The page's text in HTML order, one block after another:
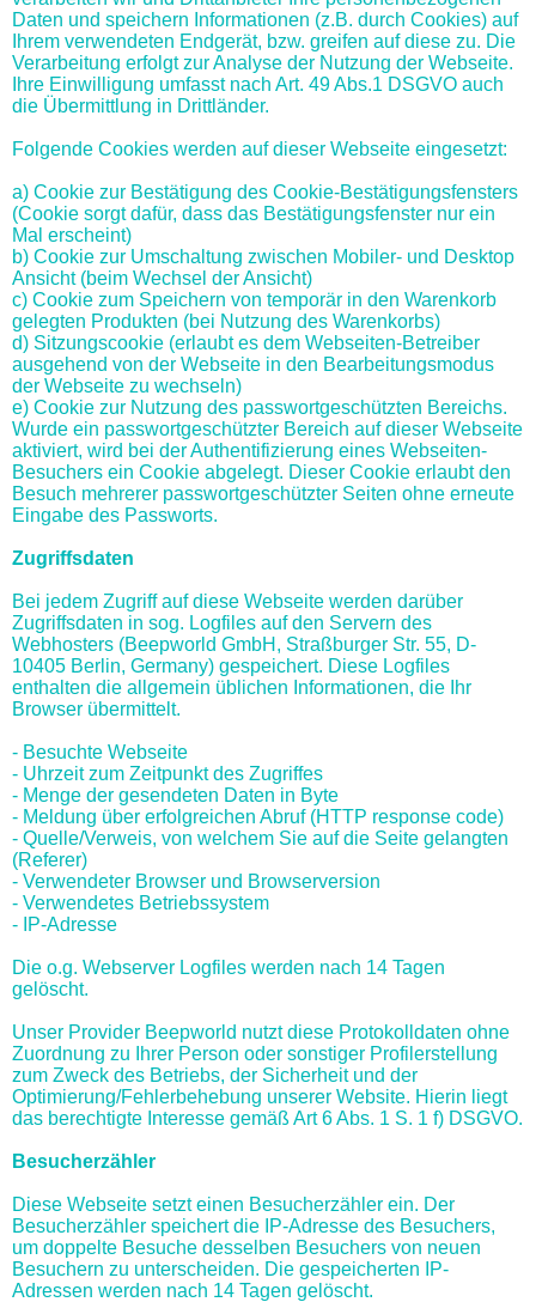
Daten und speichern Informationen (z.B. durch Cookies) auf
Ihrem verwendeten Endgerät, bzw. greifen auf diese zu. Die
Verarbeitung erfolgt zur Analyse der Nutzung der Webseite.
Ihre Einwilligung umfasst nach Art. 49 Abs.1 DSGVO auch
die Übermittlung in Drittländer.
Folgende Cookies werden auf dieser Webseite eingesetzt:
a) Cookie zur Bestätigung des Cookie-Bestätigungsfensters
(Cookie sorgt dafür, dass das Bestätigungsfenster nur ein
Mal erscheint)
b) Cookie zur Umschaltung zwischen Mobiler- und Desktop
Ansicht (beim Wechsel der Ansicht)
c) Cookie zum Speichern von temporär in den Warenkorb
gelegten Produkten (bei Nutzung des Warenkorbs)
d) Sitzungscookie (erlaubt es dem Webseiten-Betreiber
ausgehend von der Webseite in den Bearbeitungsmodus
der Webseite zu wechseln)
e) Cookie zur Nutzung des passwortgeschützten Bereichs.
Wurde ein passwortgeschützter Bereich auf dieser Webseite
aktiviert, wird bei der Authentifizierung eines Webseiten-
Besuchers ein Cookie abgelegt. Dieser Cookie erlaubt den
Besuch mehrerer passwortgeschützter Seiten ohne erneute
Eingabe des Passworts.
Zugriffsdaten
Bei jedem Zugriff auf diese Webseite werden darüber
Zugriffsdaten in sog. Logfiles auf den Servern des
Webhosters (Beepworld GmbH, Straßburger Str. 55, D-
10405 Berlin, Germany) gespeichert. Diese Logfiles
enthalten die allgemein üblichen Informationen, die Ihr
Browser übermittelt.
- Besuchte Webseite
- Uhrzeit zum Zeitpunkt des Zugriffes
- Menge der gesendeten Daten in Byte
- Meldung über erfolgreichen Abruf (HTTP response code)
- Quelle/Verweis, von welchem Sie auf die Seite gelangten
(Referer)
- Verwendeter Browser und Browserversion
- Verwendetes Betriebssystem
- IP-Adresse
Die o.g. Webserver Logfiles werden nach 14 Tagen
gelöscht.
Unser Provider Beepworld nutzt diese Protokolldaten ohne
Zuordnung zu Ihrer Person oder sonstiger Profilerstellung
zum Zweck des Betriebs, der Sicherheit und der
Optimierung/Fehlerbehebung unserer Website. Hierin liegt
das berechtigte Interesse gemäß Art 6 Abs. 1 S. 1 f) DSGVO.
Besucherzähler
Diese Webseite setzt einen Besucherzähler ein. Der
Besucherzähler speichert die IP-Adresse des Besuchers,
um doppelte Besuche desselben Besuchers von neuen
Besuchern zu unterscheiden. Die gespeicherten IP-
Adressen werden nach 14 Tagen gelöscht.